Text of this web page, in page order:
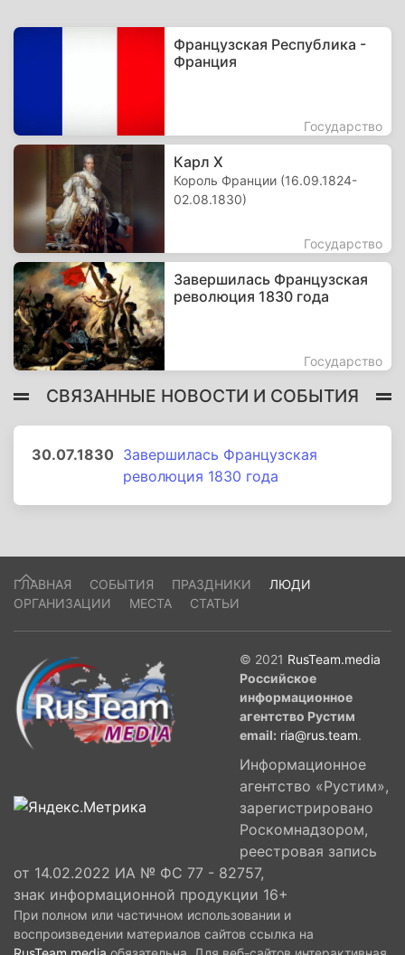
Французская Республика -
Франция
Государство
Карл X
Король Франции (16.09.1824-
02.08.1830)
Государство
Завершилась Французская
революция 1830 года
Государство
СВЯЗАННЫЕ НОВОСТИ И СОБЫТИЯ
30.07.1830 Завершилась Французская
революция 1830 года
ГЛАВНАЯ СОБЫТИЯ ПРАЗДНИКИ
ЛЮДИ
ОРГАНИЗАЦИИ
МЕСТА СТАТЬИ
© 2021 RusTeam.media
Российское
информационное
агентство Рустим
email: ria@rus.team.
Информационное
агентство «Рустим»,
зарегистрировано
Роскомнадзором,
реестровая запись
от 14.02.2022 ИА № ФС 77 - 82757,
знак информационной продукции 16+
При полном или частичном использовании и
воспроизведении материалов сайтов ссылка на